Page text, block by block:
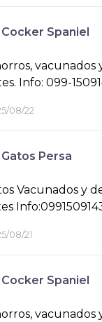
Cocker Spaniel
vacunados
Info: 099-
08/22
Gatos Persa
Vacunados y
08/21
Cocker Spaniel
vacunados